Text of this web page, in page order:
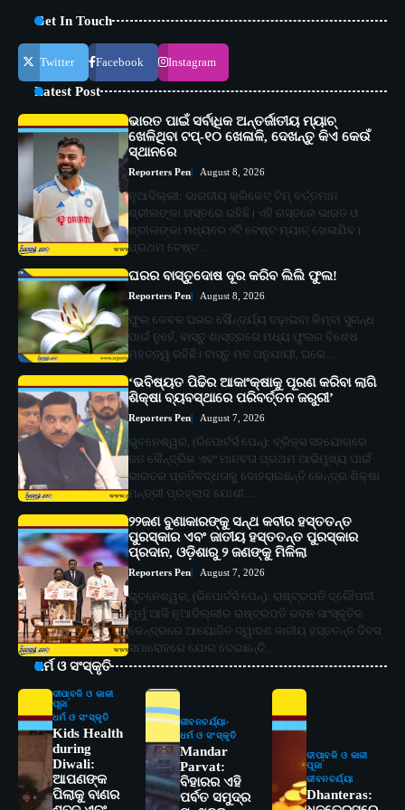
Get In Touch
Twitter Facebook Instagram
Latest Post
ଭାରତ ପାଇଁ ସର୍ବାଧିକ ଅନ୍ତର୍ଜାତୀୟ ମ୍ୟାଚ୍
ଖେଳିଥିବା ଟପ୍-୧୦ ଖେଳାଳି, ଦେଖନ୍ତୁ କିଏ କେଉଁ
ସ୍ଥାନରେ
Reporters Pen August 8, 2026
ନୂଆଦିଲ୍ଲୀ: ଭାରତୀୟ କ୍ରିକେଟ୍ ଟିମ୍ ବର୍ତ୍ତମାନ
ଶ୍ରୀଲଙ୍କା ଗସ୍ତରେ ରହିଛି। ଏହି ଗସ୍ତରେ ଭାରତ ଓ
ଶ୍ରୀଲଙ୍କା ମଧ୍ୟରେ ୨ଟି ଟେଷ୍ଟ ମ୍ୟାଚ୍ ଖେଳାଯିବ।
ପ୍ରଥମ ଟେଷ୍ଟ…
ଘରର ବାସ୍ତୁଦୋଷ ଦୂର କରିବ ଲିଲି ଫୁଲ!
Reporters Pen August 8, 2026
ଫୁଲ କେବଳ ଘରର ସୌନ୍ଦର୍ଯ୍ୟ ବଢ଼ାଇବା କିମ୍ବା ସୁଗନ୍ଧ
ପାଇଁ ନୁହେଁ, ବାସ୍ତୁ ଶାସ୍ତ୍ରରେ ମଧ୍ୟ ଫୁଲର ବିଶେଷ
ମହତ୍ତ୍ୱ ରହିଛି। ବାସ୍ତୁ ମତ ଅନୁଯାୟୀ, ଘରେ…
‘ଭବିଷ୍ୟତ ପିଢିର ଆକାଂକ୍ଷାକୁ ପୂରଣ କରିବା ଲାଗି
ଶିକ୍ଷା ବ୍ୟବସ୍ଥାରେ ପରିବର୍ତ୍ତନ ଜରୁରୀ’
Reporters Pen August 7, 2026
ଭୁବନେଶ୍ୱର, (ରିପୋର୍ଟର୍ସ ପେନ୍‌): ବ୍ରିକ୍ସ ସହଯୋଗରେ
ଜନ କୈନ୍ଦ୍ରିକ ଏବଂ ମାନବତା ପ୍ରଥମ ଆଭିମୁଖ୍ୟ ପାଇଁ
ଭାରତର ପ୍ରତିବଦ୍ଧତାକୁ ଦୋହରାଇଛନ୍ତି କେନ୍ଦ୍ର ଶିକ୍ଷା
ମନ୍ତ୍ରୀ ପ୍ରହ୍ଲାଦ ଯୋଶୀ…
୨୨ଜଣ ବୁଣାକାରଙ୍କୁ ସନ୍ଥ କବୀର ହସ୍ତତନ୍ତ
ପୁରସ୍କାର ଏବଂ ଜାତୀୟ ହସ୍ତତନ୍ତ ପୁରସ୍କାର
ପ୍ରଦାନ, ଓଡ଼ିଶାରୁ ୨ ଜଣଙ୍କୁ ମିଳିଲା
Reporters Pen August 7, 2026
ଭୁବନେଶ୍ୱର, (ରିପୋର୍ଟର୍ସ ପେନ୍‌): ରାଷ୍ଟ୍ରପତି ଦ୍ରୌପଦୀ
ମୁର୍ମୁ ଆଜି ନୂଆଦିଲ୍ଲୀର ରାଷ୍ଟ୍ରପତି ଭବନ ସାଂସ୍କୃତିକ
କେନ୍ଦ୍ରରେ ଆୟୋଜିତ ଦ୍ୱାଦଶ ଜାତୀୟ ହସ୍ତତନ୍ତ ଦିବସ
ସମାରୋହରେ ଯୋଗ ଦେଇଛନ୍ତି…
ଧର୍ମ ଓ ସଂସ୍କୃତି
ଦୀପାବଳି ଓ କାଳୀ
ପୂଜା
ଧର୍ମ ଓ ସଂସ୍କୃତି
Kids Health
during
Diwali:
ଆପଣଙ୍କ
ପିଲାକୁ ବାଣର
ଜୀବନଚର୍ଯ୍ୟା
ଧର୍ମ ଓ ସଂସ୍କୃତି
Mandar
Parvat:
ବିହାରର ଏହି
ପର୍ବତ ସମୁଦ୍ର
ଦୀପାବଳି ଓ କାଳୀ
ପୂଜା
ଜୀବନଚର୍ଯ୍ୟା
Dhanteras: